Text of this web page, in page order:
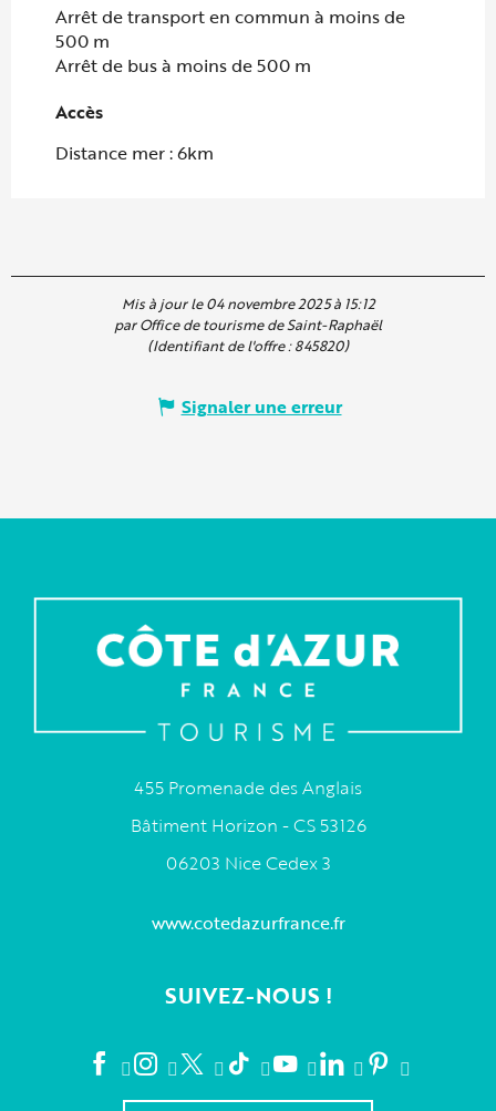
Arrêt de transport en commun à moins de
500 m
Arrêt de bus à moins de 500 m
Accès
Accès
Distance mer : 6km
Mis à jour le 04 novembre 2025 à 15:12
par Office de tourisme de Saint-Raphaël
(Identifiant de l'offre :845820)
Signaler une erreur
455 Promenade des Anglais
Bâtiment Horizon - CS 53126
06203 Nice Cedex 3
www.cotedazurfrance.fr
SUIVEZ-NOUS !